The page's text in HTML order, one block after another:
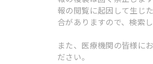
報の閲覧に起因して生じ
合がありますので、検索
また、医療機関の皆様に
ださい。